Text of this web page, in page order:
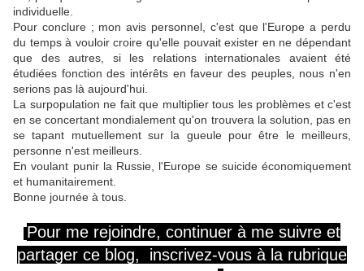
individuelle.
Pour conclure ; mon avis personnel, c'est que l'Europe a perdu
du temps à vouloir croire qu'elle pouvait exister en ne dépendant
que des autres, si les relations internationales avaient été
étudiées fonction des intérêts en faveur des peuples, nous n'en
serions pas là aujourd'hui.
La surpopulation ne fait que multiplier tous les problèmes et c'est
en se concertant mondialement qu'on trouvera la solution, pas en
se tapant mutuellement sur la gueule pour être le meilleurs,
personne n'est meilleurs.
En voulant punir la Russie, l'Europe se suicide économiquement
et humanitairement.
Bonne journée à tous.
Pour me rejoindre, continuer à me suivre et
partager ce blog, inscrivez-vous à la rubrique